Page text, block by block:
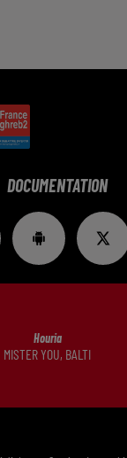
DOCUMENTATION
Houria
MISTER YOU, BALTI